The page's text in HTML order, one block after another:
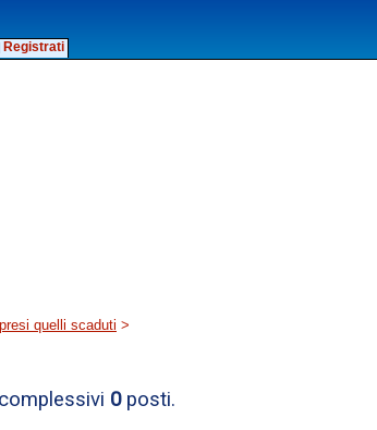
Registrati
quelli scaduti >
0posti.